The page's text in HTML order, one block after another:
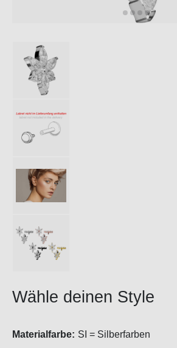
Wähle deinen Style
Materialfarbe: SI = Silberfarben